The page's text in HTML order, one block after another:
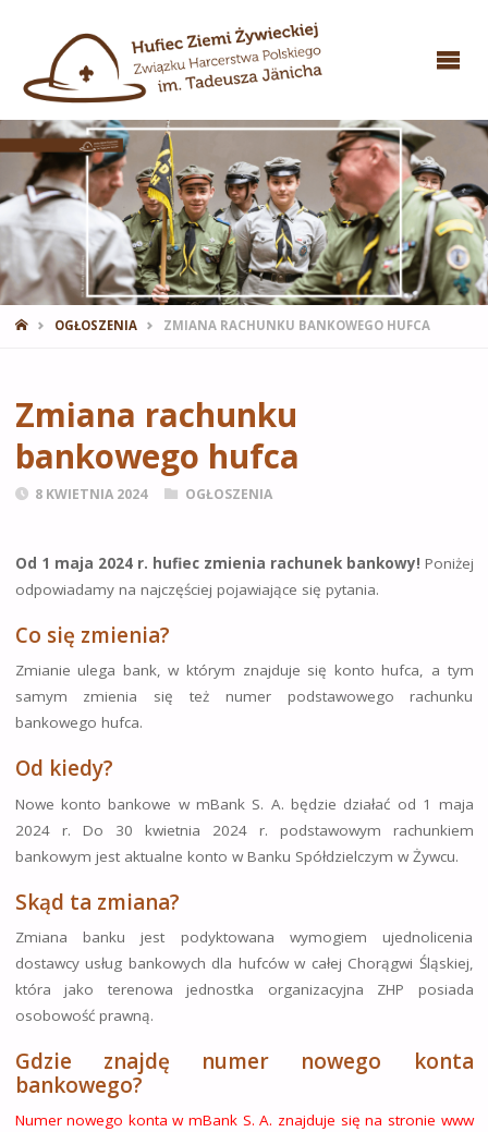
STRONA
OGŁOSZENIA ZMIANA RACHUNKU BANKOWEGO HUFCA
Zmiana rachunku
bankowego hufca
8 KWIETNIA 2024 OGŁOSZENIA
Od 1 maja 2024 r. hufiec zmienia rachunek bankowy! Poniżej
odpowiadamy na najczęściej pojawiające się pytania.
Co się zmienia?
Zmianie ulega bank, w którym znajduje się konto hufca, a tym
samym zmienia się też numer podstawowego rachunku
bankowego hufca.
Od kiedy?
Nowe konto bankowe w mBank S. A. będzie działać od 1 maja
2024 r. Do 30 kwietnia 2024 r. podstawowym rachunkiem
bankowym jest aktualne konto w Banku Spółdzielczym w Żywcu.
Skąd ta zmiana?
Zmiana banku jest podyktowana wymogiem ujednolicenia
dostawcy usług bankowych dla hufców w całej Chorągwi Śląskiej,
która jako terenowa jednostka organizacyjna ZHP posiada
osobowość prawną.
Gdzie znajdę numer nowego konta
bankowego?
Numer nowego konta w mBank S. A. znajduje się na stronie www